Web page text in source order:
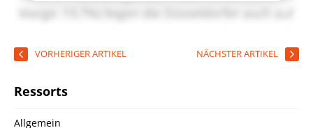
VORHERIGER ARTIKEL NÄCHSTER ARTIKEL
Ressorts
Allgemein